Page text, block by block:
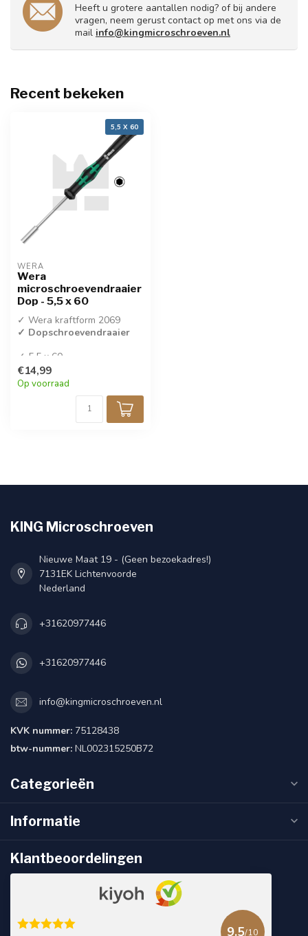
Heeft u grotere aantallen nodig? of bij andere
vragen, neem gerust contact op met ons via de
mail info@kingmicroschroeven.nl
Recent bekeken
5,5 X 60
WERA
Wera
microschroevendraaier
Dop - 5,5 x 60
✓ Wera kraftform 2069
✓ Dopschroevendraaier
✓ 5,5 x 60
✓ Per stuk verkocht
€14,99
Op voorraad
KING Microschroeven
Nieuwe Maat 19 - (Geen bezoekadres!)
7131EK Lichtenvoorde
Nederland
+31620977446
+31620977446
info@kingmicroschroeven.nl
KVK nummer: 75128438
btw-nummer: NL002315250B72
Categorieën
Informatie
Klantbeoordelingen
9.5/10